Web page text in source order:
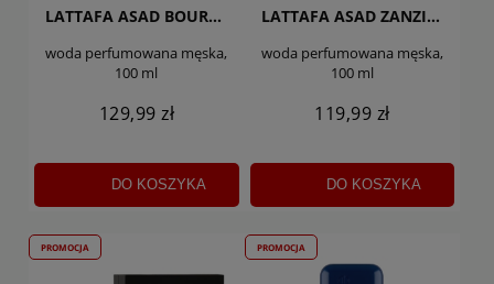
LATTAFA ASAD BOURBON
woda perfumowana męska,
100 ml
129,99 zł
DO KOSZYKA
LATTAFA ASAD ZANZIBAR
woda perfumowana męska,
100 ml
119,99 zł
DO KOSZYKA
PROMOCJA PROMOCJA